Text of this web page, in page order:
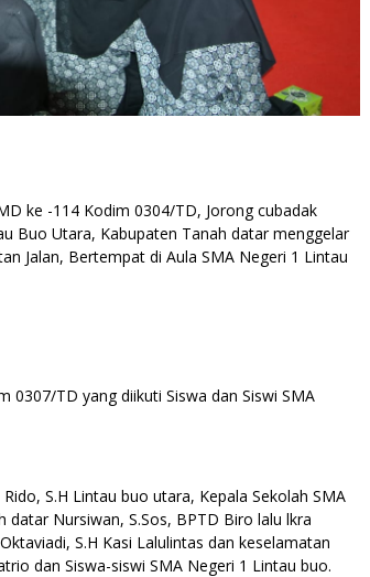
ke -114 Kodim 0304/TD, Jorong cubadak
Buo Utara, Kabupaten Tanah datar menggelar
Jalan, Bertempat di Aula SMA Negeri 1 Lintau
TD yang diikuti Siswa dan Siswi SMA
S.H Lintau buo utara, Kepala Sekolah SMA
datar Nursiwan, S.Sos, BPTD Biro lalu lkra
S.H Kasi Lalulintas dan keselamatan
dan Siswa-siswi SMA Negeri 1 Lintau buo.